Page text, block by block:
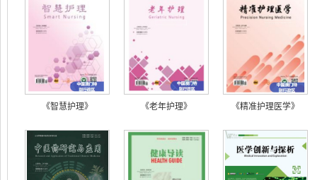
《智慧护理》 《老年护理》 《精准护理医学》